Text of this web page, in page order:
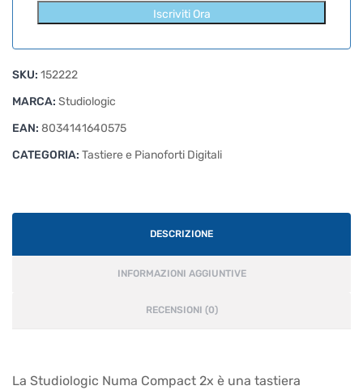
Iscriviti Ora
SKU: 152222
MARCA: Studiologic
EAN: 8034141640575
CATEGORIA: Tastiere e Pianoforti Digitali
DESCRIZIONE
INFORMAZIONI AGGIUNTIVE
RECENSIONI (0)
La Studiologic Numa Compact 2x è una tastiera